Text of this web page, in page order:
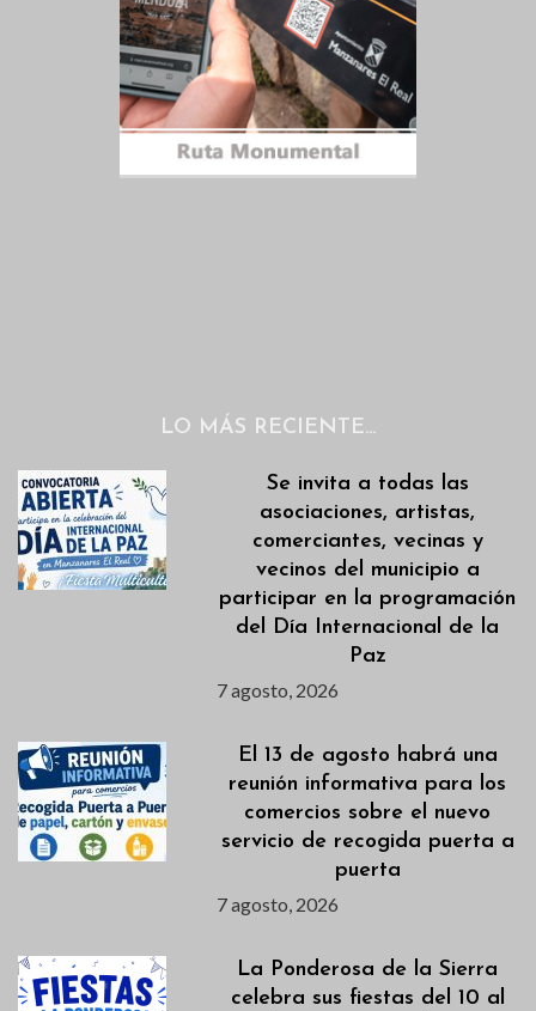
LO MÁS RECIENTE…
Se invita a todas las
asociaciones, artistas,
comerciantes, vecinas y
vecinos del municipio a
participar en la programación
del Día Internacional de la
Paz
7 agosto, 2026
El 13 de agosto habrá una
reunión informativa para los
comercios sobre el nuevo
servicio de recogida puerta a
puerta
7 agosto, 2026
La Ponderosa de la Sierra
celebra sus fiestas del 10 al